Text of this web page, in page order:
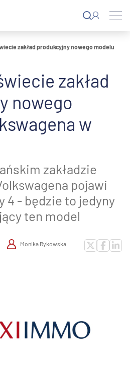
zakład produkcyjny nowego modelu
zakład
nowego
w
zakładzie
pojawi
4 - będzie to jedyny
ten model
Monika Rykowska